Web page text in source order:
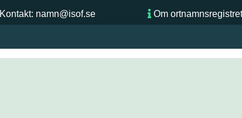
Kontakt: namn@isof.se Om